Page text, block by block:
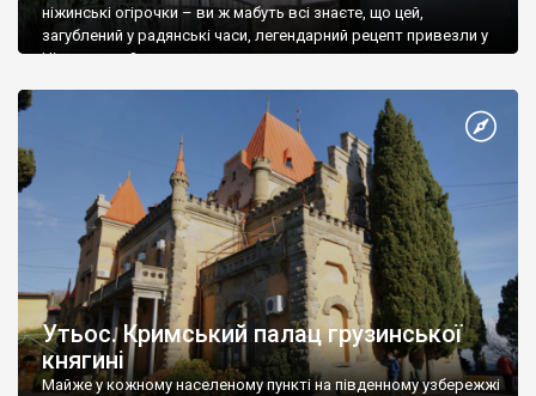
ніжинські огірочки – ви ж мабуть всі знаєте, що цей,
загублений у радянські часи, легендарний рецепт привезли у
Ніжин греки?
Утьос. Кримський палац грузинської
княгині
Майже у кожному населеному пункті на південному узбережжі